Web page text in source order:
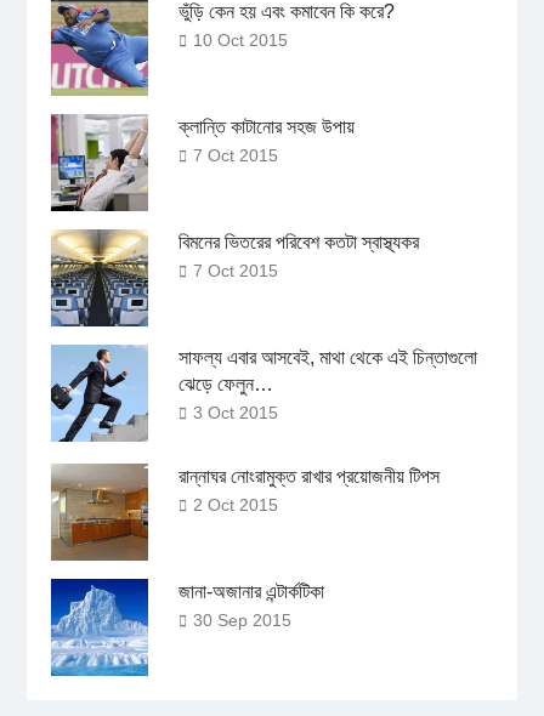
ভুঁড়ি কেন হয় এবং কমাবেন কি করে?
10 Oct 2015
ক্লান্তি কাটানোর সহজ উপায়
7 Oct 2015
বিমনের ভিতরের পরিবেশ কতটা স্বাস্থ্যকর
7 Oct 2015
সাফল্য এবার আসবেই, মাথা থেকে এই চিন্তাগুলো
ঝেড়ে ফেলুন…
3 Oct 2015
রান্নাঘর নোংরামুক্ত রাখার প্রয়োজনীয় টিপস
2 Oct 2015
জানা-অজানার এন্টার্কটিকা
30 Sep 2015